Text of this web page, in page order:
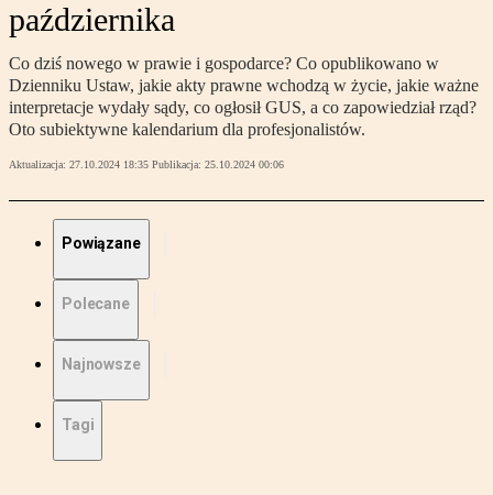
października
Co dziś nowego w prawie i gospodarce? Co opublikowano w
Dzienniku Ustaw, jakie akty prawne wchodzą w życie, jakie ważne
interpretacje wydały sądy, co ogłosił GUS, a co zapowiedział rząd?
Oto subiektywne kalendarium dla profesjonalistów.
Aktualizacja: 27.10.2024 18:35 Publikacja: 25.10.2024 00:06
Powiązane
Polecane
Najnowsze
Tagi